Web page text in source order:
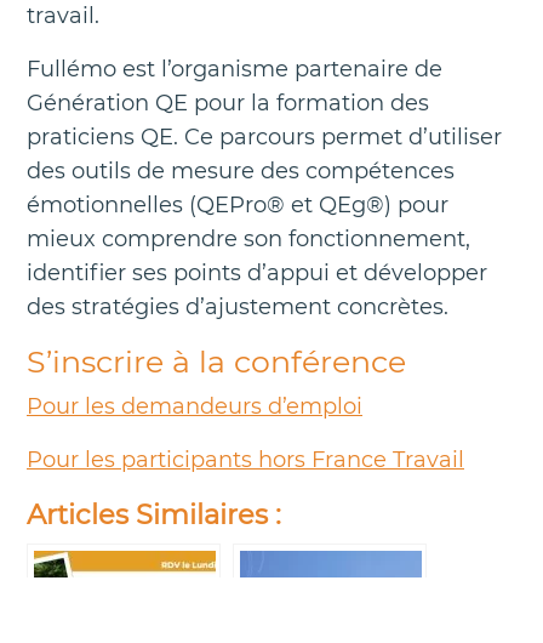
travail.
Fullémo est l’organisme partenaire de
Génération QE pour la formation des
praticiens QE. Ce parcours permet d’utiliser
des outils de mesure des compétences
émotionnelles (QEPro® et QEg®) pour
mieux comprendre son fonctionnement,
identifier ses points d’appui et développer
des stratégies d’ajustement concrètes.
S’inscrire à la conférence
Pour les demandeurs d’emploi
Pour les participants hors France Travail
Articles Similaires :